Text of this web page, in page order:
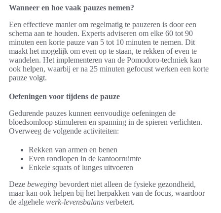
Wanneer en hoe vaak pauzes nemen?
Een effectieve manier om regelmatig te pauzeren is door een
schema aan te houden. Experts adviseren om elke 60 tot 90
minuten een korte pauze van 5 tot 10 minuten te nemen. Dit
maakt het mogelijk om even op te staan, te rekken of even te
wandelen. Het implementeren van de Pomodoro-techniek kan
ook helpen, waarbij er na 25 minuten gefocust werken een korte
pauze volgt.
Oefeningen voor tijdens de pauze
Gedurende pauzes kunnen eenvoudige oefeningen de
bloedsomloop stimuleren en spanning in de spieren verlichten.
Overweeg de volgende activiteiten:
Rekken van armen en benen
Even rondlopen in de kantoorruimte
Enkele squats of lunges uitvoeren
Deze beweging bevordert niet alleen de fysieke gezondheid,
maar kan ook helpen bij het herpakken van de focus, waardoor
de algehele werk-levensbalans verbetert.